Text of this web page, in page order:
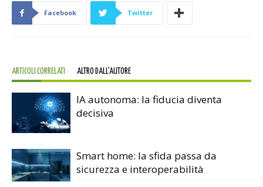
Facebook Twitter
ARTICOLI CORRELATI ALTRO DALL'AUTORE
IA autonoma: la fiducia diventa
decisiva
Smart home: la sfida passa da
sicurezza e interoperabilità